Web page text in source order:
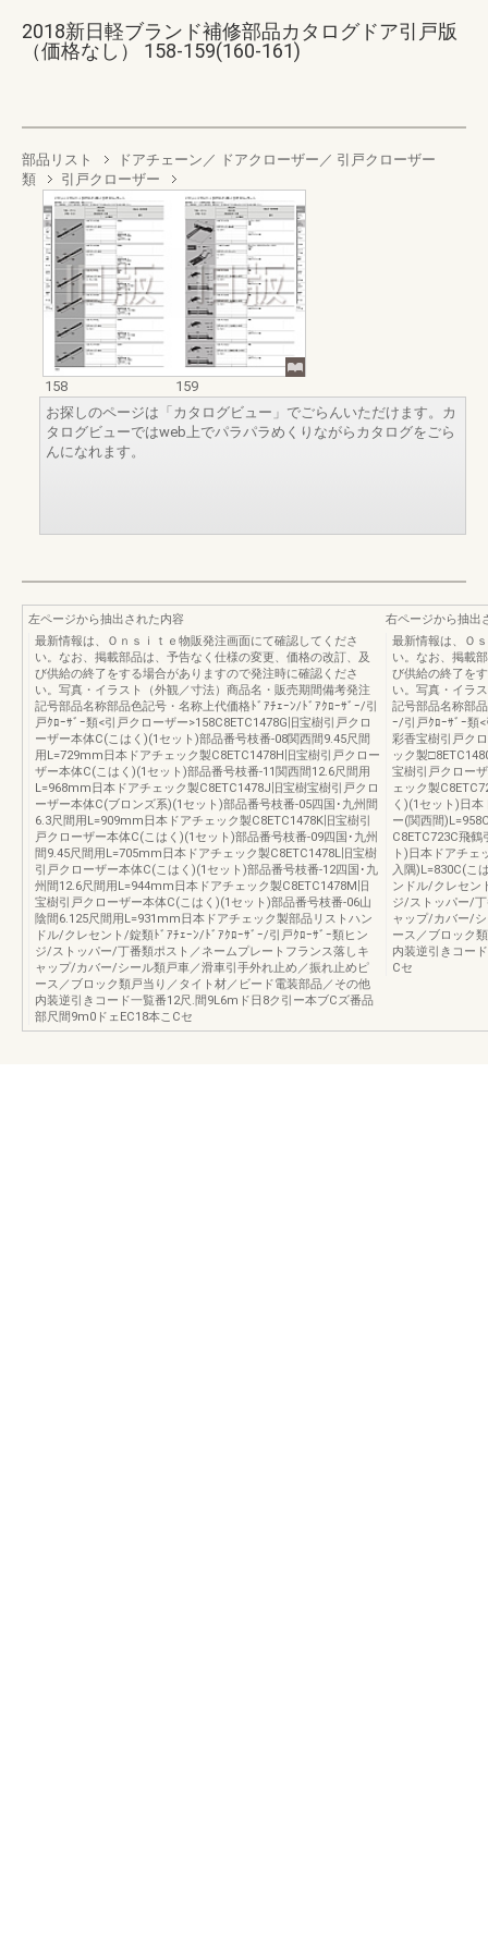
2018新日軽ブランド補修部品カタログドア引戸版
（価格なし） 158-159(160-161)
部品リスト
ドアチェーン／ ドアクローザー／ 引戸クローザー
類
引戸クローザー
158
159
お探しのページは「カタログビュー」でごらんいただけます。カ
タログビューではweb上でパラパラめくりながらカタログをごら
んになれます。
左ページから抽出された内容
最新情報は、Ｏｎｓｉｔｅ物販発注画面にて確認してくださ
い。なお、掲載部品は、予告なく仕様の変更、価格の改訂、及
び供給の終了をする場合がありますので発注時に確認くださ
い。写真・イラスト（外観／寸法）商品名・販売期間備考発注
記号部品名称部品色記号・名称上代価格ﾄﾞｱﾁｪｰﾝ/ﾄﾞｱｸﾛｰｻﾞｰ/引
戸ｸﾛｰｻﾞｰ類<引戸クローザー>158C8ETC1478G旧宝樹引戸クロ
ーザー本体C(こはく)(1セット)部品番号枝番-08関西間9.45尺間
用L=729mm日本ドアチェック製C8ETC1478H旧宝樹引戸クロー
ザー本体C(こはく)(1セット)部品番号枝番-11関西間12.6尺間用
L=968mm日本ドアチェック製C8ETC1478J旧宝樹宝樹引戸クロ
ーザー本体C(ブロンズ系)(1セット)部品番号枝番-05四国･九州間
6.3尺間用L=909mm日本ドアチェック製C8ETC1478K旧宝樹引
戸クローザー本体C(こはく)(1セット)部品番号枝番-09四国･九州
間9.45尺間用L=705mm日本ドアチェック製C8ETC1478L旧宝樹
引戸クローザー本体C(こはく)(1セット)部品番号枝番-12四国･九
州間12.6尺間用L=944mm日本ドアチェック製C8ETC1478M旧
宝樹引戸クローザー本体C(こはく)(1セット)部品番号枝番-06山
陰間6.125尺間用L=931mm日本ドアチェック製部品リストハン
ドル/クレセント/錠類ﾄﾞｱﾁｪｰﾝ/ﾄﾞｱｸﾛｰｻﾞｰ/引戸ｸﾛｰｻﾞｰ類ヒン
ジ/ストッパー/丁番類ポスト／ネームプレートフランス落しキ
ャップ/カバー/シール類戸車／滑車引手外れ止め／振れ止めピ
ース／ブロック類戸当り／タイト材／ビード電装部品／その他
内装逆引きコード一覧番12尺.間9L6mド日8ク引ー本ブCズ番品
部尺間9m0ドェEC18本こCセ
右ページから抽出
最新情報は、Ｏ
い。なお、掲載
び供給の終了を
い。写真・イラ
記号部品名称部
ｰ/引戸ｸﾛｰｻﾞｰ類
彩香宝樹引戸ク
ック製
宝樹引戸クロー
ェック製
く)(1セット)日
ー(関西間
C8ETC723C飛
ト)日本ドアチェ
入隅)L=830C(こ
ンドル/クレセン
ジ/ストッパー/
ャップ/カバー/
ース／ブロック
内装逆引きコー
Cセ